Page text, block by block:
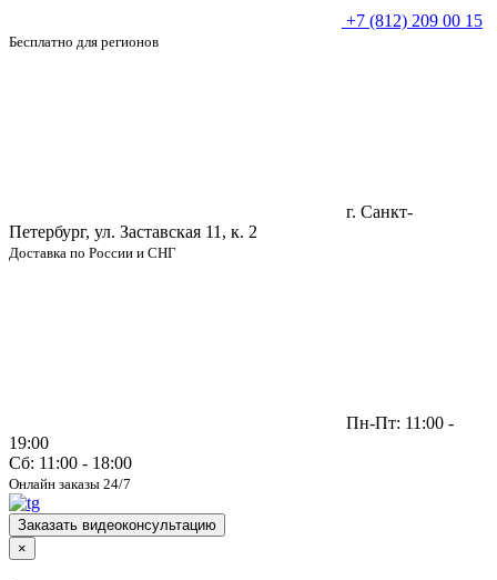
+7 (812) 209 00 15
Бесплатно для регионов
г. Санкт-
Петербург, ул. Заставская 11, к. 2
Доставка по России и СНГ
Пн-Пт: 11:00 -
19:00
Сб: 11:00 - 18:00
Онлайн заказы 24/7
Заказать видеоконсультацию
×